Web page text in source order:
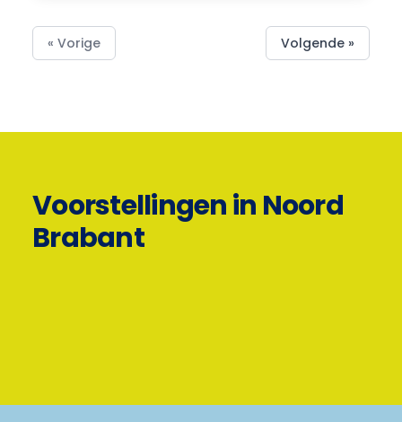
« Vorige Volgende »
Voorstellingen in Noord
Brabant